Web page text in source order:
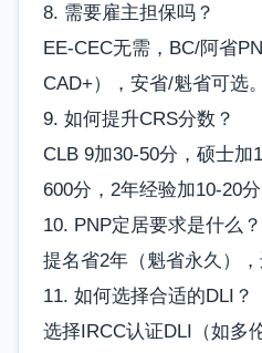
8. 需要雇主担保吗？
EE-CEC无需，BC/阿省
CAD+），安省/魁省可选。
9. 如何提升CRS分数？
CLB 9加30-50分，硕士加
600分，2年经验加10-20分
10. PNP定居要求是什么？
提名省2年（魁省永久），
11. 如何选择合适的DLI？
选择IRCC认证DLI（如多